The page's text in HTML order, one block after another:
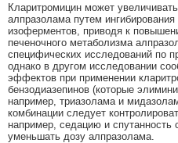
Кларитромицин может
алпразолама путем
изоферментов, приводя к
печеночного метаболизма
специфических исследований по
однако в другом исследовании
эффектов при применении
бензодиазепинов (которые
например, триазолама и
комбинации следует
например, седацию и спутанность
уменьшать дозу алпразолама.